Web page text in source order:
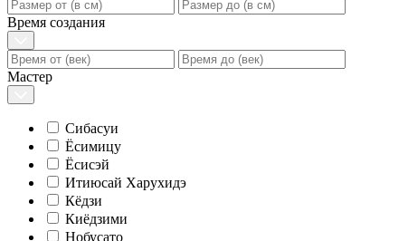
Время создания
Мастер
Сибасуи
Ёсимицу
Ёсисэй
Итиюсай Харухидэ
Кёдзи
Киёдзими
Нобусато